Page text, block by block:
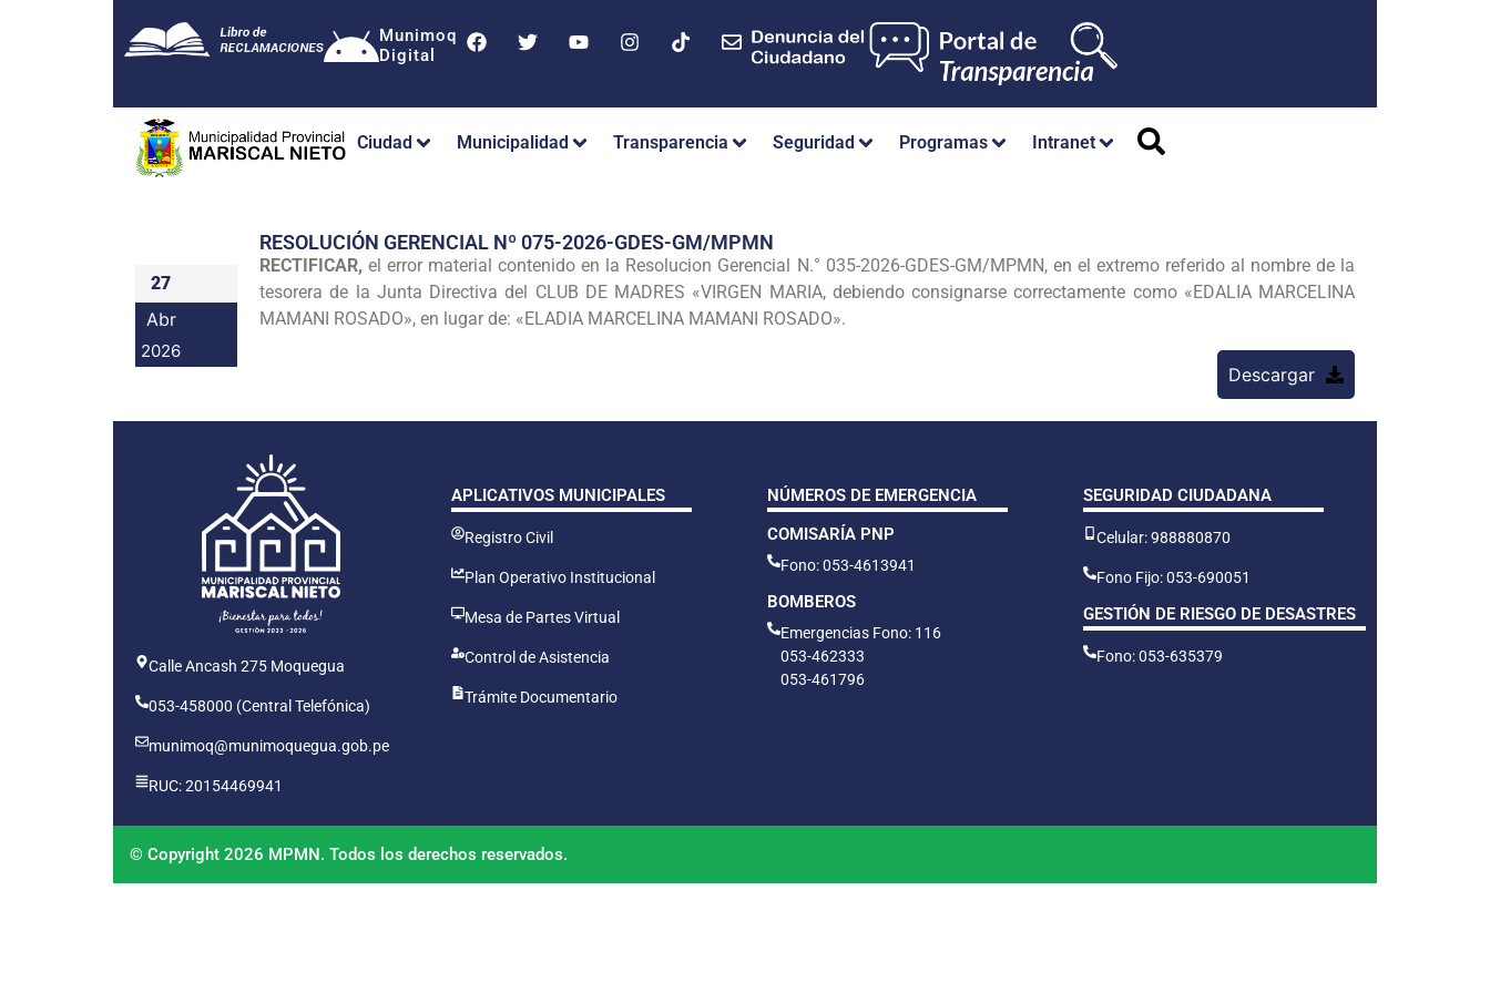
Munimoq
Digital
Ciudad Municipalidad Transparencia Seguridad Programas Intranet
27
Abr
2026
RESOLUCIÓN GERENCIAL Nº 075-2026-GDES-GM/MPMN
RECTIFICAR, el error material contenido en la Resolucion Gerencial N.° 035-2026-GDES-GM/MPMN, en el extremo referido al nombre de la
tesorera de la Junta Directiva del CLUB DE MADRES «VIRGEN MARIA, debiendo consignarse correctamente como «EDALIA MARCELINA
MAMANI ROSADO», en lugar de: «ELADIA MARCELINA MAMANI ROSADO».
Descargar
Calle Ancash 275 Moquegua
053-458000 (Central Telefónica)
munimoq@munimoquegua.gob.pe
RUC: 20154469941
APLICATIVOS MUNICIPALES
Registro Civil
Plan Operativo Institucional
Mesa de Partes Virtual
Control de Asistencia
Trámite Documentario
NÚMEROS DE EMERGENCIA
COMISARÍA PNP
Fono: 053-4613941
BOMBEROS
Emergencias Fono: 116
053-462333
053-461796
SEGURIDAD CIUDADANA
Celular: 988880870
Fono Fijo: 053-690051
GESTIÓN DE RIESGO DE DESASTRES
Fono: 053-635379
© Copyright 2026 MPMN. Todos los derechos reservados.